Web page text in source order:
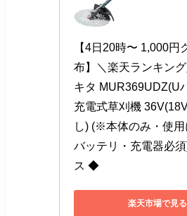
【4日20時〜 1,000円
布】＼楽天ランキン
キタ MUR369UDZ(U
充電式草刈機
し) (※本体のみ・使
バッテリ・充電器必
ス ◆
楽天市場で見る